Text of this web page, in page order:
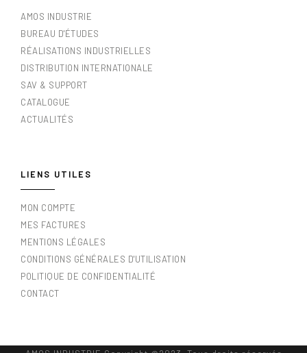
AMOS INDUSTRIE
BUREAU D'ÉTUDES
RÉALISATIONS INDUSTRIELLES
DISTRIBUTION INTERNATIONALE
SAV & SUPPORT
CATALOGUE
ACTUALITÉS
LIENS UTILES
MON COMPTE
MES FACTURES
MENTIONS LÉGALES
CONDITIONS GÉNÉRALES D'UTILISATION
POLITIQUE DE CONFIDENTIALITÉ
CONTACT